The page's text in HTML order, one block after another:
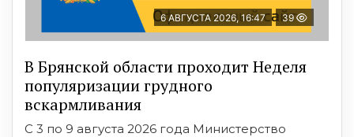
6 АВГУСТА 2026, 16:47 39
В Брянской области проходит Неделя
популяризации грудного
вскармливания
С 3 по 9 августа 2026 года Министерство